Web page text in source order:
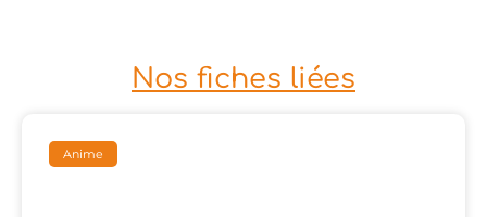
Nos fiches liées
Anime